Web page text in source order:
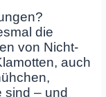
die
von Nicht-
auch
sind – und